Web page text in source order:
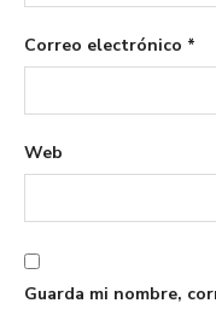
Correo electrónico *
Web
Guarda mi nombre,